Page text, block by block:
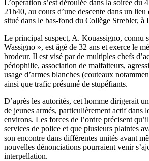
L’opération s’est déroulée dans la soirée du
21h40, au cours d’une descente dans un
situé dans le bas-fond du Collège Strebler, à
Le principal suspect, A. Kouassigno, connu
Wassigno », est âgé de 32 ans et exerce le
brodeur. Il est visé par de multiples chefs
pédophilie, association de malfaiteurs,
usage d’armes blanches (couteaux
ainsi que trafic présumé de stupéfiants.
D’après les autorités, cet homme dirigerait
de jeunes armés, particulièrement actif dans
environs. Les forces de l’ordre précisent
services de police et que plusieurs plaintes
son encontre dans différentes unités avant
nouvelles dénonciations pourraient venir
interpellation.